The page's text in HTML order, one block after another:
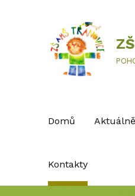
Domů Aktuálně
Kontakty